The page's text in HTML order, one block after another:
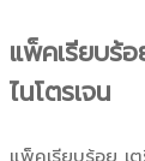
แพ็คเรียบร้
ไนโตรเจน